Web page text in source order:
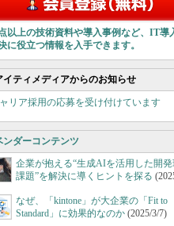
以上の技術資料や導入事例など、IT導
に役立つ情報を入手できます。
イティメディアからのお知らせ
リア採用の応募を受け付けています
ンダーコンテンツ
企業が抱える“生成AIを活用した開
課題”を解決に導くヒントを探る
なぜ、「kintone」が大企業の「Fit to
Standard」に効果的なのか (2025/3/7)